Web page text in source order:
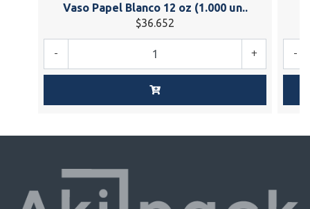
Vaso Papel Blanco 12 oz (1.000 un..
$36.652
+
- -